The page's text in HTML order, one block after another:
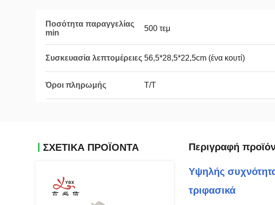
Ποσότητα παραγγελίας
min
500 τεμ
Συσκευασία λεπτομέρειες 56,5*28,5*22,5cm (ένα κουτί)
Όροι πληρωμής T/T
ΣΧΕΤΙΚΆ ΠΡΟΪΌΝΤΑ Περιγραφή
Υψηλής
τριφασικά